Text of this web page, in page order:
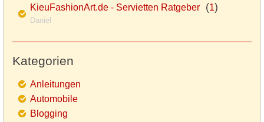
KieuFashionArt.de - Servietten Ratgeber (1)
Daniel
Kategorien
Anleitungen
Automobile
Blogging